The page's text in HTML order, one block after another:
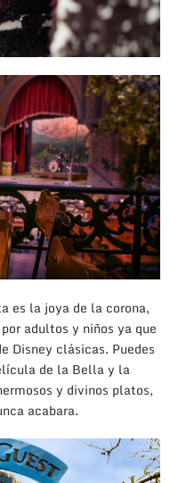
es la joya de la corona,
adultos y niños ya que
Disney clásicas. Puedes
de la Bella y la
y divinos platos,
acabara.